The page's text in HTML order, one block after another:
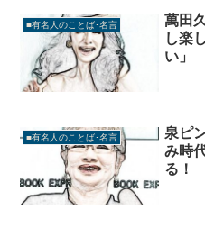
■有名人のことば･名言
萬田
し楽
い」
■有名人のことば･名言
泉ピ
み時
る！